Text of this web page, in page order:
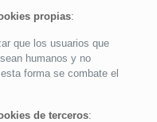
propias:
que los usuarios que
humanos y no
forma se combate el
de terceros: